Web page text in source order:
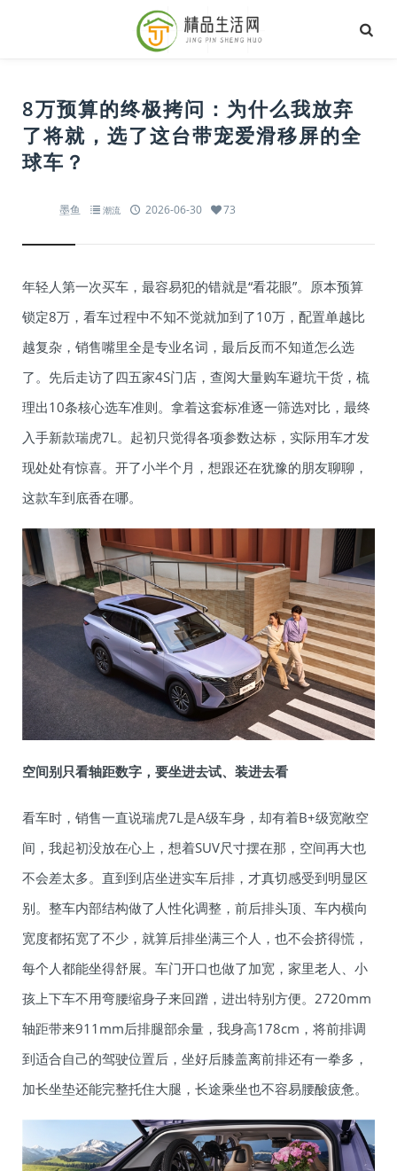
8万预算的终极拷问：为什么我放弃
了将就，选了这台带宠爱滑移屏的全
球车？
墨鱼 潮流 2026-06-30 73
年轻人第一次买车，最容易犯的错就是“看花眼”。原本预算
锁定8万，看车过程中不知不觉就加到了10万，配置单越比
越复杂，销售嘴里全是专业名词，最后反而不知道怎么选
了。先后走访了四五家4S门店，查阅大量购车避坑干货，梳
理出10条核心选车准则。拿着这套标准逐一筛选对比，最终
入手新款瑞虎7L。起初只觉得各项参数达标，实际用车才发
现处处有惊喜。开了小半个月，想跟还在犹豫的朋友聊聊，
这款车到底香在哪。
空间别只看轴距数字，要坐进去试、装进去看
看车时，销售一直说瑞虎7L是A级车身，却有着B+级宽敞空
间，我起初没放在心上，想着SUV尺寸摆在那，空间再大也
不会差太多。直到到店坐进实车后排，才真切感受到明显区
别。整车内部结构做了人性化调整，前后排头顶、车内横向
宽度都拓宽了不少，就算后排坐满三个人，也不会挤得慌，
每个人都能坐得舒展。车门开口也做了加宽，家里老人、小
孩上下车不用弯腰缩身子来回蹭，进出特别方便。2720mm
轴距带来911mm后排腿部余量，我身高178cm，将前排调
到适合自己的驾驶位置后，坐好后膝盖离前排还有一拳多，
加长坐垫还能完整托住大腿，长途乘坐也不容易腰酸疲惫。